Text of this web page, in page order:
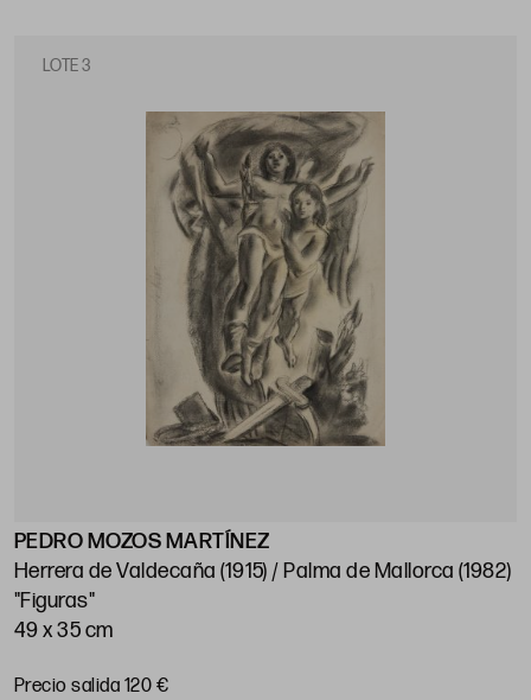
LOTE 3
PEDRO MOZOS MARTÍNEZ
Herrera de Valdecaña (1915) / Palma de Mallorca (1982)
"Figuras"
49 x 35 cm
Precio salida 120 €